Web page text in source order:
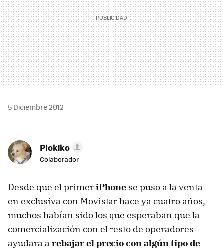
5 Diciembre 2012
Plokiko
Colaborador
Desde que el primeriPhone se puso a la venta
en exclusiva con Movistar hace ya cuatro años,
muchos habían sido los que esperaban que la
comercialización con el resto de operadores
ayudara a rebajar el precio con algún tipo de